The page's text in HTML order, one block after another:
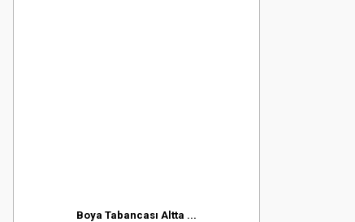
Boya Tabancası Altta ...